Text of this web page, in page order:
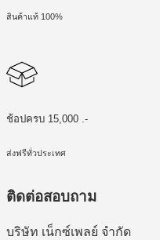
สินค้าแท้ 100%
ช้อปครบ 15,000 .-
ส่งฟรีทั่วประเทศ
ติดต่อสอบถาม
บริษัท เน็กซ์เพลย์ จำกัด